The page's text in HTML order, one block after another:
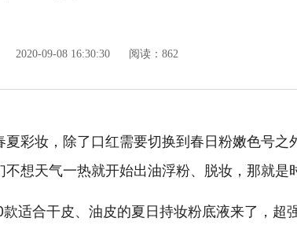
2020-09-08 16:30:30 阅读：862
夏彩妆，除了口红需要切换到春日粉嫩色号之
不想天气一热就开始出油浮粉、脱妆，那就是